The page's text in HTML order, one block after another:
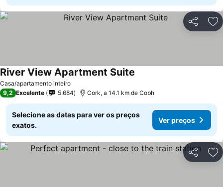
Partilhar
Casa/apartamento inteiro
River View Apartment Suite
9,2 Excelente 5.684 Cork, a 14.1 km de Cobh
Selecione as datas para ver os preços
exatos.
Ver preços
Partilhar